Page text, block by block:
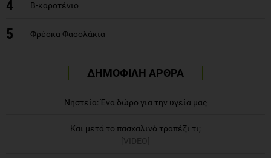
4 Β-καροτένιο
5 Φρέσκα Φασολάκια
ΔΗΜΟΦΙΛΗ ΑΡΘΡΑ
Νηστεία: Ένα δώρο για την υγεία μας
Και μετά το πασχαλινό τραπέζι τι;
[VIDEO]